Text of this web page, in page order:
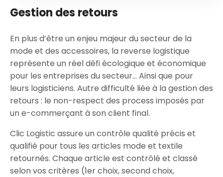
Gestion des retours
En plus d’être un enjeu majeur du secteur de la
mode et des accessoires, la reverse logistique
représente un réel défi écologique et économique
pour les entreprises du secteur… Ainsi que pour
leurs logisticiens. Autre difficulté liée à la gestion des
retours : le non-respect des process imposés par
un e-commerçant à son client final.
Clic Logistic assure un contrôle qualité précis et
qualifié pour tous les articles mode et textile
retournés. Chaque article est contrôlé et classé
selon vos critères (1er choix, second choix,